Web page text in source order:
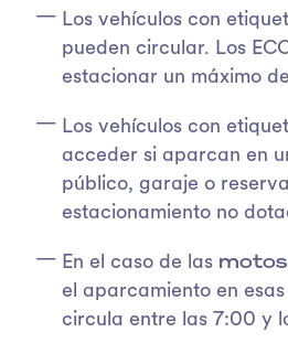
Los vehículos con
pueden circular. Los
estacionar un máximo
Los vehículos con
acceder si aparcan en
público, garaje o
estacionamiento no
En el caso de las motos
el aparcamiento en
circula entre las 7:00 y